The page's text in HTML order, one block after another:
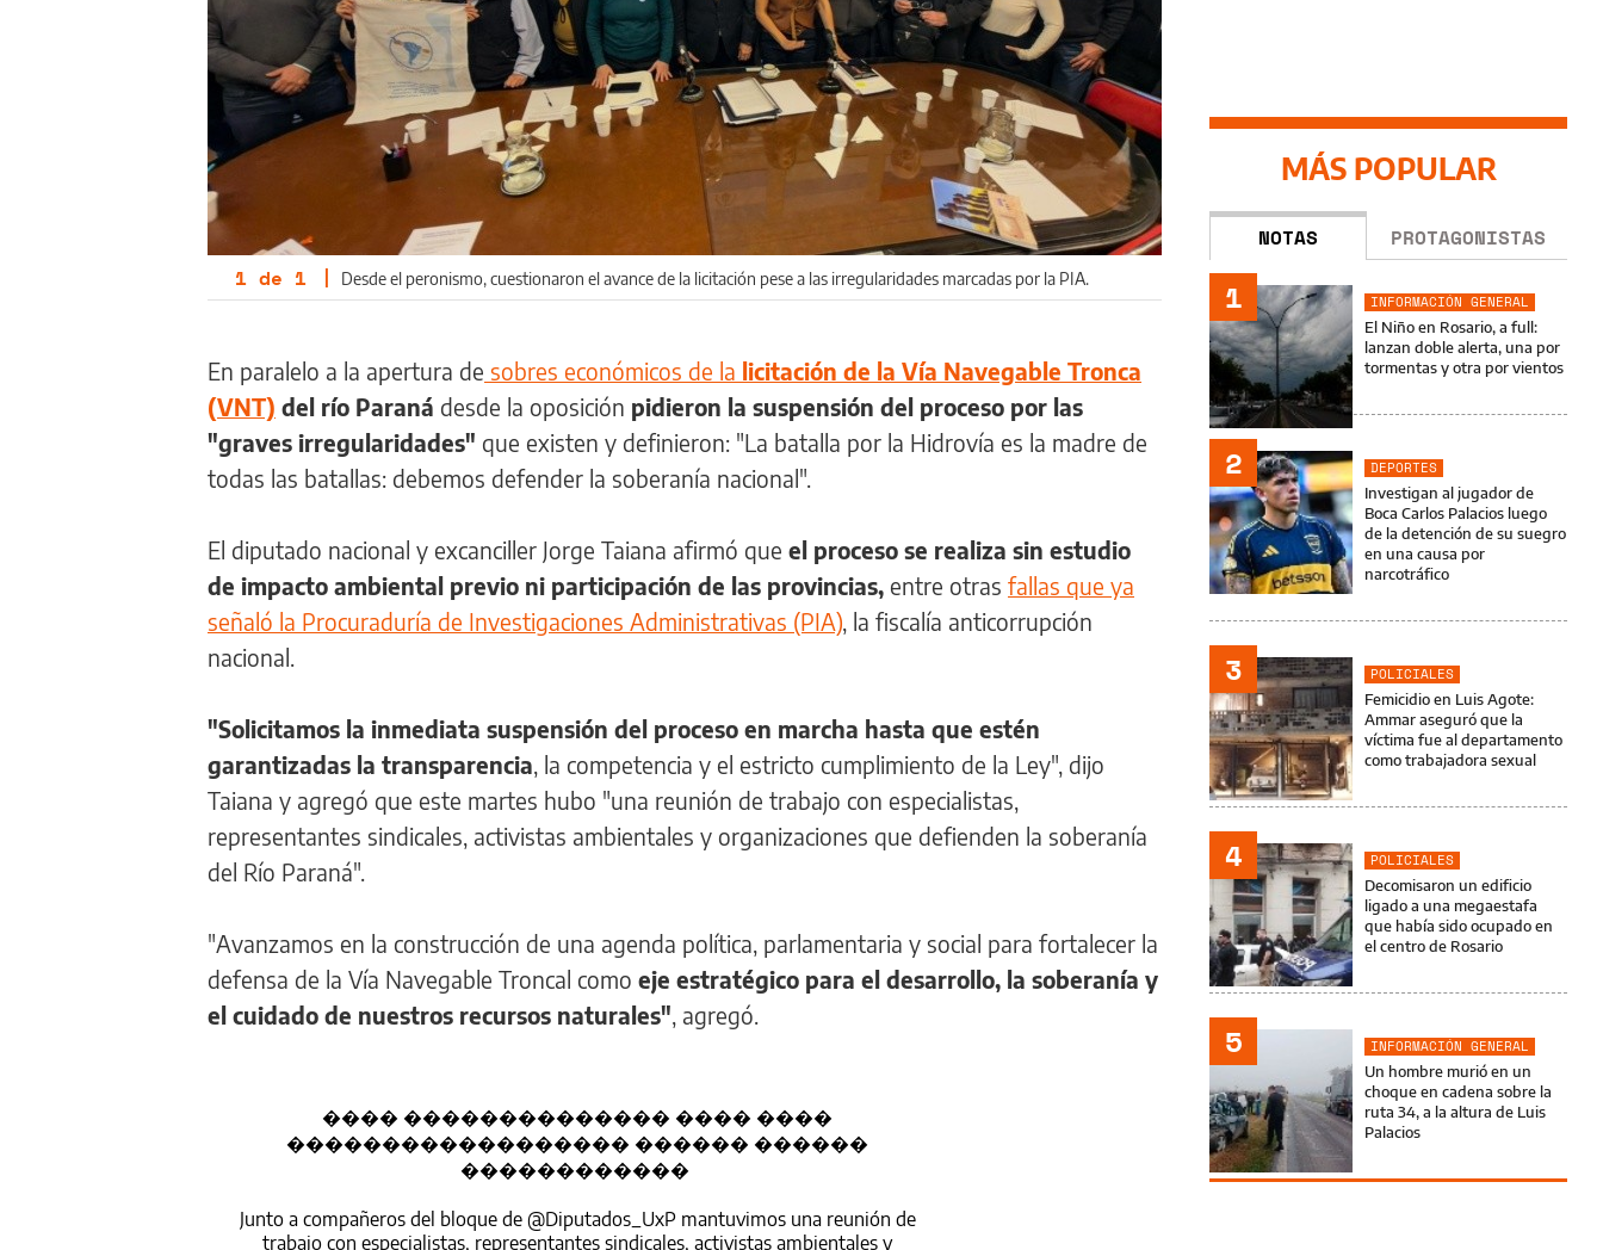
1 de 1 | Desde el peronismo, cuestionaron el avance de la licitación pese a las irregularidades marcadas por la PIA.
En paralelo a la apertura de sobres económicos de la licitación de la Vía Navegable Tronca
(VNT) del río Paraná desde la oposición pidieron la suspensión del proceso por las
"graves irregularidades" que existen y definieron: "La batalla por la Hidrovía es la madre de
todas las batallas: debemos defender la soberanía nacional".
El diputado nacional y excanciller Jorge Taiana afirmó que el proceso se realiza sin estudio
de impacto ambiental previo ni participación de las provincias, entre otras fallas que ya
señaló la Procuraduría de Investigaciones Administrativas (PIA), la fiscalía anticorrupción
nacional.
"Solicitamos la inmediata suspensión del proceso en marcha hasta que estén
garantizadas la transparencia, la competencia y el estricto cumplimiento de la Ley", dijo
Taiana y agregó que este martes hubo "una reunión de trabajo con especialistas,
representantes sindicales, activistas ambientales y organizaciones que defienden la soberanía
del Río Paraná".
"Avanzamos en la construcción de una agenda política, parlamentaria y social para fortalecer la
defensa de la Vía Navegable Troncal como eje estratégico para el desarrollo, la soberanía y
el cuidado de nuestros recursos naturales", agregó.
���� �������������� ���� ����
������������������ ������ ������
������������
Junto a compañeros del bloque de @Diputados_UxPmantuvimos una reunión de
trabajo con especialistas, representantes sindicales, activistas ambientales y
MÁS POPULAR
NOTAS PROTAGONISTAS
1
INFORMACIÓN GENERAL
El Niño en Rosario, a full:
lanzan doble alerta, una por
tormentas y otra por vientos
2
DEPORTES
Investigan al jugador de
Boca Carlos Palacios luego
de la detención de su suegro
en una causa por
narcotráfico
3
POLICIALES
Femicidio en Luis Agote:
Ammar aseguró que la
víctima fue al departamento
como trabajadora sexual
4
POLICIALES
Decomisaron un edificio
ligado a una megaestafa
que había sido ocupado en
el centro de Rosario
5
INFORMACIÓN GENERAL
Un hombre murió en un
choque en cadena sobre la
ruta 34, a la altura de Luis
Palacios